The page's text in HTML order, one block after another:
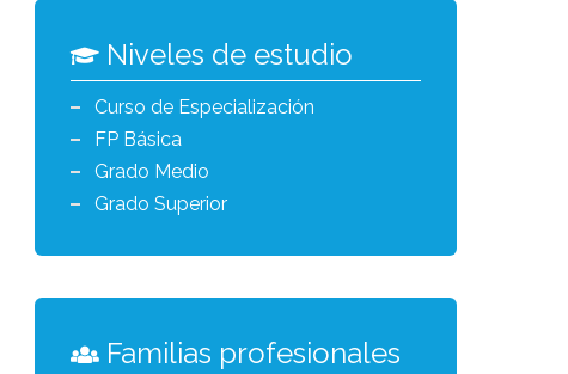
Niveles de estudio
Curso de Especialización
FP Básica
Grado Medio
Grado Superior
Familias profesionales